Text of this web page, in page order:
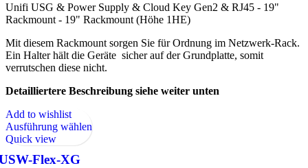
Unifi USG & Power Supply & Cloud Key Gen2 & RJ45 - 19"
Rackmount - 19" Rackmount (Höhe 1HE)
Mit diesem Rackmount sorgen Sie für Ordnung im Netzwerk-Rack.
Ein Halter hält die Geräte sicher auf der Grundplatte, somit
verrutschen diese nicht.
Detailliertere Beschreibung siehe weiter unten
Add to wishlist
Ausführung wählen
Quick view
Flex-XG